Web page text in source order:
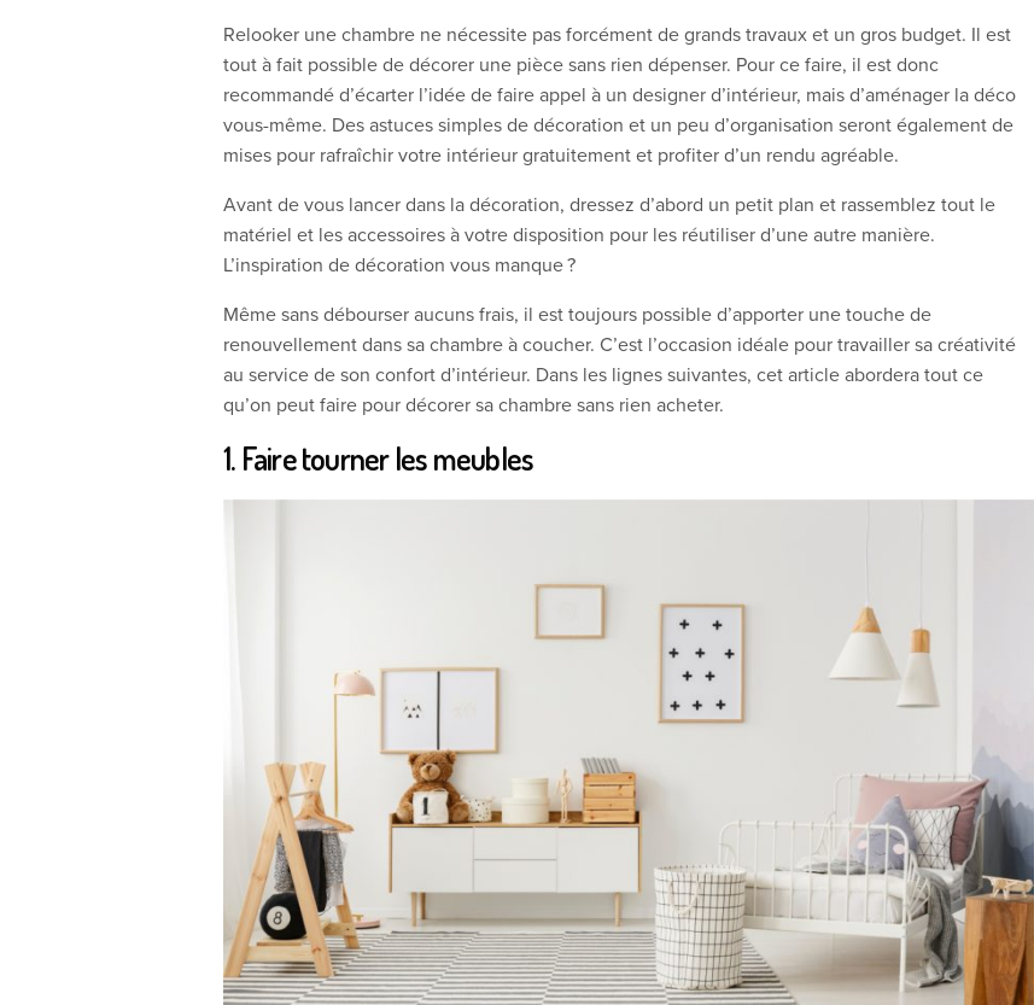
Relooker une chambre ne nécessite pas forcément de grands travaux et un gros budget. Il est
tout à fait possible de décorer une pièce sans rien dépenser. Pour ce faire, il est donc
recommandé d’écarter l’idée de faire appel à un designer d’intérieur, mais d’aménager la déco
vous-même. Des astuces simples de décoration et un peu d’organisation seront également de
mises pour rafraîchir votre intérieur gratuitement et profiter d’un rendu agréable.
Avant de vous lancer dans la décoration, dressez d’abord un petit plan et rassemblez tout le
matériel et les accessoires à votre disposition pour les réutiliser d’une autre manière.
L’inspiration de décoration vous manque ?
Même sans débourser aucuns frais, il est toujours possible d’apporter une touche de
renouvellement dans sa chambre à coucher. C’est l’occasion idéale pour travailler sa créativité
au service de son confort d’intérieur. Dans les lignes suivantes, cet article abordera tout ce
qu’on peut faire pour décorer sa chambre sans rien acheter.
1. Faire tourner les meubles